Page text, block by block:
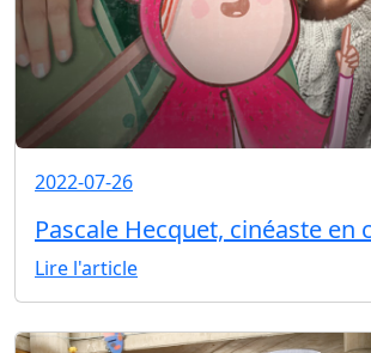
2022-07-26
Pascale Hecquet, cinéaste en
Lire l'article